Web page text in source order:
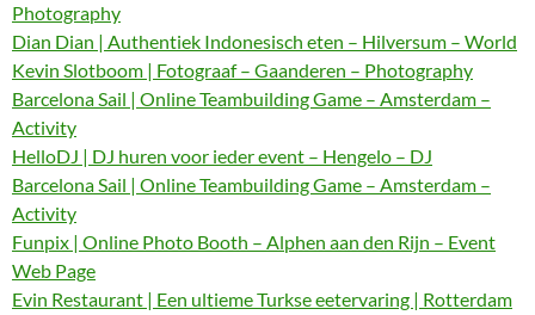
Photography
Dian Dian | Authentiek Indonesisch eten – Hilversum – World
Kevin Slotboom | Fotograaf – Gaanderen – Photography
Barcelona Sail | Online Teambuilding Game – Amsterdam –
Activity
HelloDJ | DJ huren voor ieder event – Hengelo – DJ
Barcelona Sail | Online Teambuilding Game – Amsterdam –
Activity
Funpix | Online Photo Booth – Alphen aan den Rijn – Event
Web Page
Evin Restaurant | Een ultieme Turkse eetervaring | Rotterdam